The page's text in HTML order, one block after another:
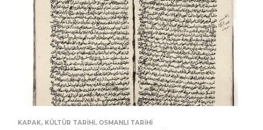
KAPAK, KÜLTÜR TARIHI, OSMANLI TARIHI